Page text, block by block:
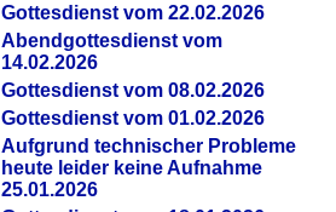
Gottesdienst vom 22.02.2026
Abendgottesdienst vom
14.02.2026
Gottesdienst vom 08.02.2026
Gottesdienst vom 01.02.2026
Aufgrund technischer Probleme
heute leider keine Aufnahme
25.01.2026